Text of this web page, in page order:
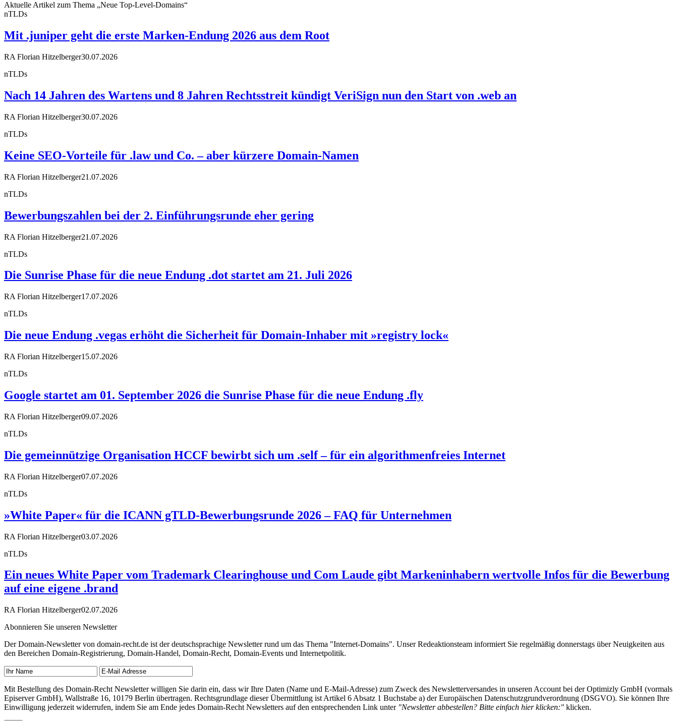
Aktuelle Artikel zum Thema „Neue Top-Level-Domains“
nTLDs
Mit .juniper geht die erste Marken-Endung 2026 aus dem Root
RA Florian Hitzelberger30.07.2026
nTLDs
Nach 14 Jahren des Wartens und 8 Jahren Rechtsstreit kündigt VeriSign nun den Start von .web an
RA Florian Hitzelberger30.07.2026
nTLDs
Keine SEO-Vorteile für .law und Co. – aber kürzere Domain-Namen
RA Florian Hitzelberger21.07.2026
nTLDs
Bewerbungszahlen bei der 2. Einführungsrunde eher gering
RA Florian Hitzelberger21.07.2026
nTLDs
Die Sunrise Phase für die neue Endung .dot startet am 21. Juli 2026
RA Florian Hitzelberger17.07.2026
nTLDs
Die neue Endung .vegas erhöht die Sicherheit für Domain-Inhaber mit »registry lock«
RA Florian Hitzelberger15.07.2026
nTLDs
Google startet am 01. September 2026 die Sunrise Phase für die neue Endung .fly
RA Florian Hitzelberger09.07.2026
nTLDs
Die gemeinnützige Organisation HCCF bewirbt sich um .self – für ein algorithmenfreies Internet
RA Florian Hitzelberger07.07.2026
nTLDs
»White Paper« für die ICANN gTLD-Bewerbungsrunde 2026 – FAQ für Unternehmen
RA Florian Hitzelberger03.07.2026
nTLDs
Ein neues White Paper vom Trademark Clearinghouse und Com Laude gibt Markeninhabern wertvolle Infos für die Bewerbung
auf eine eigene .brand
RA Florian Hitzelberger02.07.2026
Abonnieren Sie unseren Newsletter
Der Domain-Newsletter von domain-recht.de ist der deutschsprachige Newsletter rund um das Thema "Internet-Domains". Unser Redeaktionsteam informiert Sie regelmäßig donnerstags über Neuigkeiten aus
den Bereichen Domain-Registrierung, Domain-Handel, Domain-Recht, Domain-Events und Internetpolitik.
Mit Bestellung des Domain-Recht Newsletter willigen Sie darin ein, dass wir Ihre Daten (Name und E-Mail-Adresse) zum Zweck des Newsletterversandes in unseren Account bei der Optimizly GmbH (vormals
Episerver GmbH), Wallstraße 16, 10179 Berlin übertragen. Rechtsgrundlage dieser Übermittlung ist Artikel 6 Absatz 1 Buchstabe a) der Europäischen Datenschutzgrundverordnung (DSGVO). Sie können Ihre
Einwilligung jederzeit widerrufen, indem Sie am Ende jedes Domain-Recht Newsletters auf den entsprechenden Link unter "Newsletter abbestellen? Bitte einfach hier klicken:" klicken.